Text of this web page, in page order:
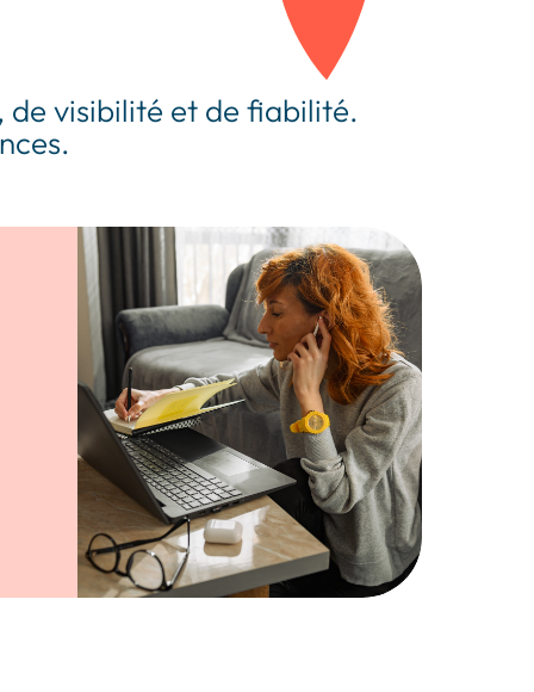
de visibilité et de fiabilité.